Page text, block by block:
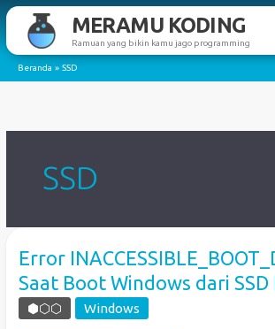
Lewati
konten
MERAMU KODING
Ramuan yang bikin kamu jago programming
Beranda SSD
SSD
Error
Saat Boot Windows dari
⬢⬡⬡ Windows